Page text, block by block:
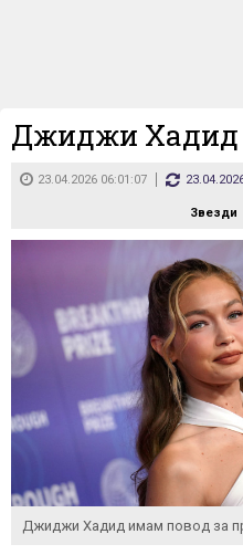
Джиджи Хадид
23.04.2026 06:01:07
Звезди
Джиджи Хадид имам повод за